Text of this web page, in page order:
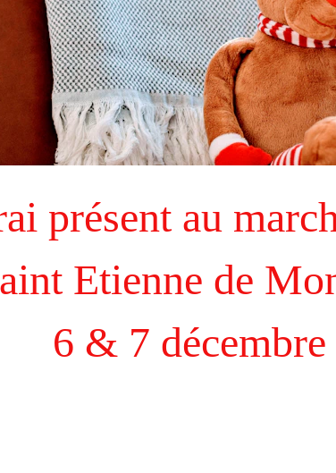
présent au
Etienne de
6 & 7